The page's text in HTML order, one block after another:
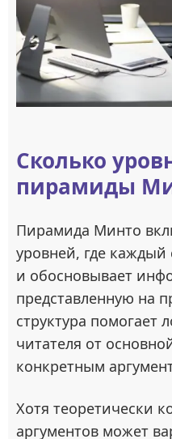
Сколько
пирамиды
Пирамида Минто
уровней, где
и обосновывает
представленную на
структура помогает
читателя от
конкретным
Хотя теоретически
аргументов может